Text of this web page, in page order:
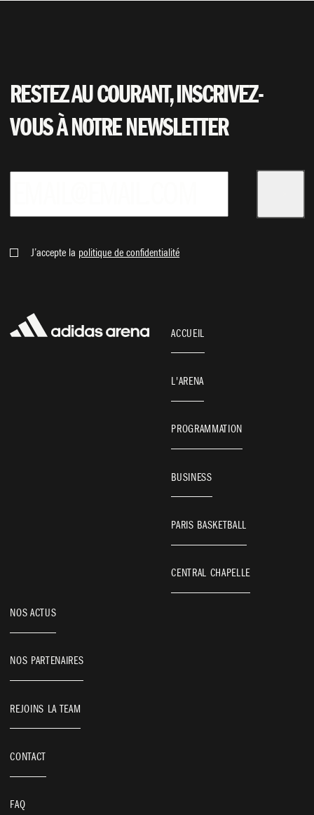
RESTEZ AU COURANT, INSCRIVEZ-
VOUS À NOTRE NEWSLETTER
J’accepte la politique de confidentialité
ACCUEIL
L'ARENA
PROGRAMMATION
BUSINESS
PARIS BASKETBALL
CENTRAL CHAPELLE
NOS ACTUS
NOS PARTENAIRES
REJOINS LA TEAM
CONTACT
FAQ